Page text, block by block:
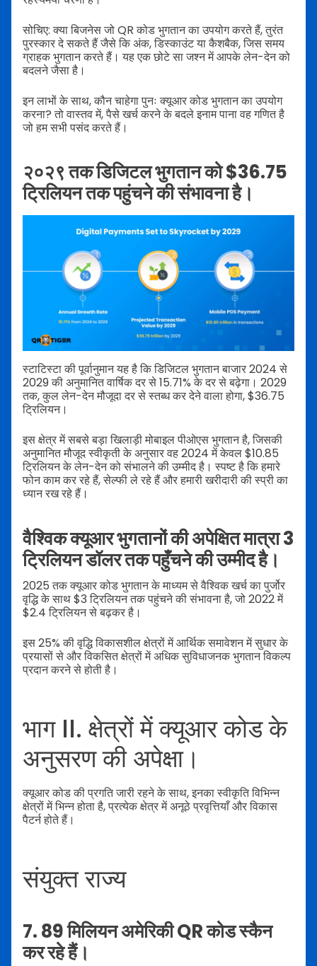
सोचिए: क्या बिजनेस जो QR कोड भुगतान का उपयोग करते हैं, तुरंत
पुरस्कार दे सकते हैं जैसे कि अंक, डिस्काउंट या कैशबैक, जिस समय
ग्राहक भुगतान करते हैं। यह एक छोटे सा जश्न में आपके लेन-देन को
बदलने जैसा है।
इन लाभों के साथ, कौन चाहेगा पुनः क्यूआर कोड भुगतान का उपयोग
करना? तो वास्तव में, पैसे खर्च करने के बदले इनाम पाना वह गणित है
जो हम सभी पसंद करते हैं।
२०२९ तक डिजिटल भुगतान को $36.75
ट्रिलियन तक पहुंचने की संभावना है।
स्टाटिस्टा की पूर्वानुमान यह है कि डिजिटल भुगतान बाजार 2024 से
2029 की अनुमानित वार्षिक दर से 15.71% के दर से बढ़ेगा। 2029
तक, कुल लेन-देन मौजूदा दर से स्तब्ध कर देने वाला होगा, $36.75
ट्रिलियन।
इस क्षेत्र में सबसे बड़ा खिलाड़ी मोबाइल पीओएस भुगतान है, जिसकी
अनुमानित मौजूद स्वीकृती के अनुसार वह 2024 में केवल $10.85
ट्रिलियन के लेन-देन को संभालने की उम्मीद है। स्पष्ट है कि हमारे
फोन काम कर रहे हैं, सेल्फी ले रहे हैं और हमारी खरीदारी की स्प्री का
ध्यान रख रहे हैं।
वैश्विक क्यूआर भुगतानों की अपेक्षित मात्रा 3
ट्रिलियन डॉलर तक पहुँचने की उम्मीद है।
2025 तक क्यूआर कोड भुगतान के माध्यम से वैश्विक खर्च का पुर्जोर
वृद्धि के साथ $3 ट्रिलियन तक पहुंचने की संभावना है, जो 2022 में
$2.4 ट्रिलियन से बढ़कर है।
इस 25% की वृद्धि विकासशील क्षेत्रों में आर्थिक समावेशन में सुधार के
प्रयासों से और विकसित क्षेत्रों में अधिक सुविधाजनक भुगतान विकल्प
प्रदान करने से होती है।
भाग II. क्षेत्रों में क्यूआर कोड के
अनुसरण की अपेक्षा।
क्यूआर कोड की प्रगति जारी रहने के साथ, इनका स्वीकृति विभिन्न
क्षेत्रों में भिन्न होता है, प्रत्येक क्षेत्र में अनूठे प्रवृत्तियाँ और विकास
पैटर्न होते हैं।
संयुक्त राज्य
7. 89 मिलियन अमेरिकी QR कोड स्कैन
कर रहे हैं।